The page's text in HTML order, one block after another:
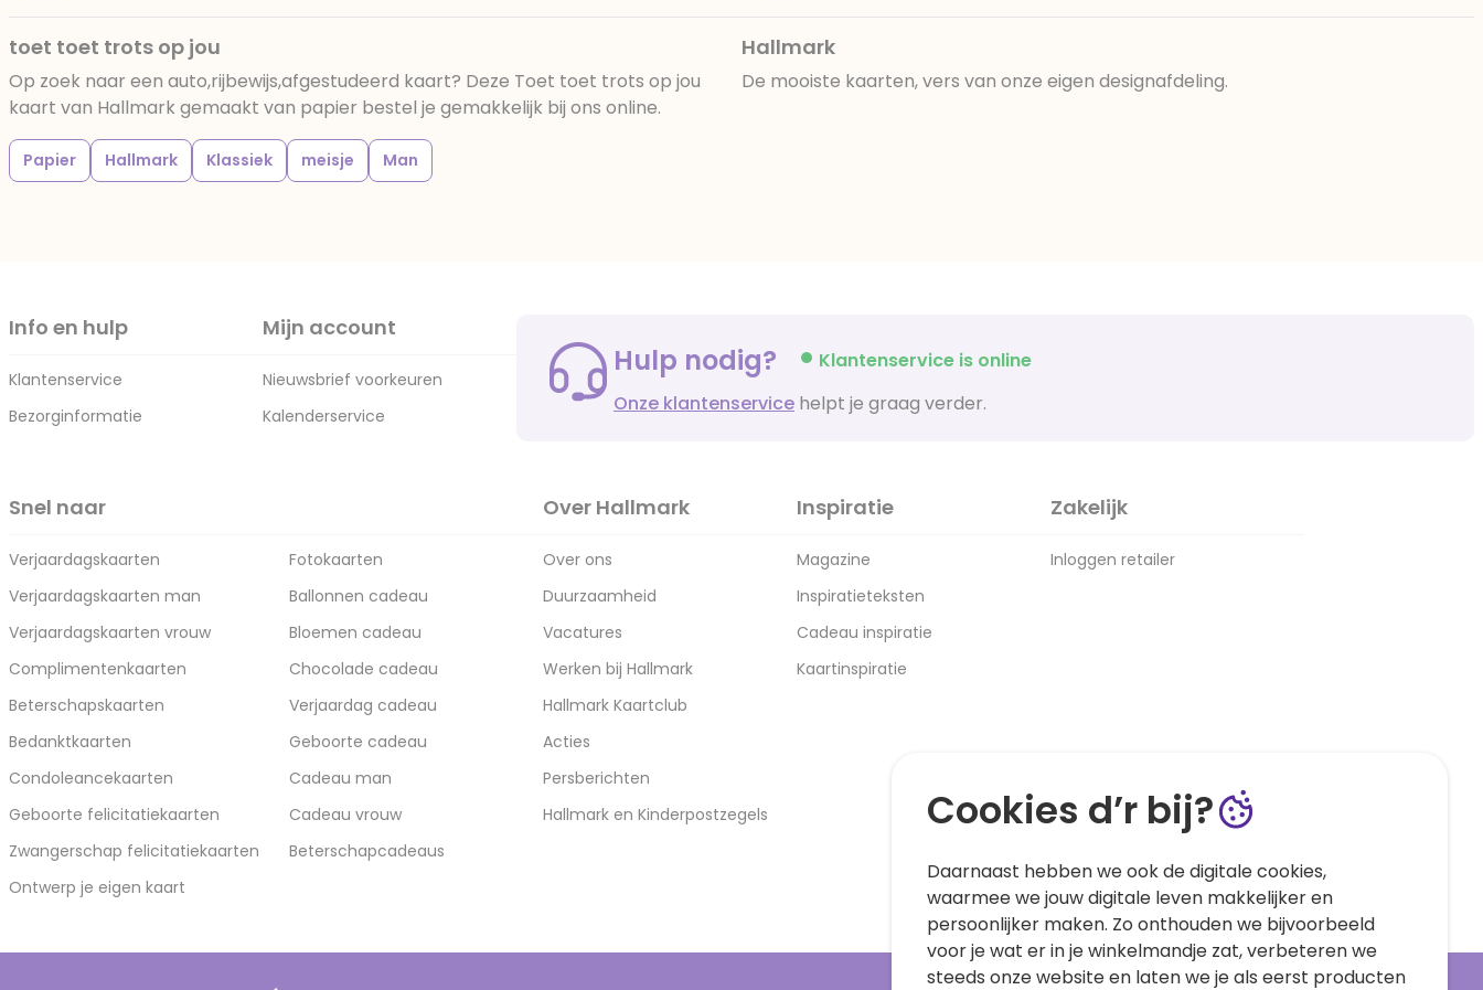
toet toet trots op jou
Op zoek naar een auto,rijbewijs,afgestudeerd kaart? Deze Toet toet trots op jou
kaart van Hallmark gemaakt van papier bestel je gemakkelijk bij ons online.
Papier Hallmark Klassiek meisje Man
Hallmark
De mooiste kaarten, vers van onze eigen designafdeling.
Info en hulp
Klantenservice
Bezorginformatie
Mijn account
Nieuwsbrief voorkeuren
Kalenderservice
Hulp nodig?
Klantenservice is online
Onze klantenservice helpt je graag verder.
Snel naar
Verjaardagskaarten
Verjaardagskaarten man
Verjaardagskaarten vrouw
Complimentenkaarten
Beterschapskaarten
Bedanktkaarten
Condoleancekaarten
Geboorte felicitatiekaarten
Zwangerschap felicitatiekaarten
Ontwerp je eigen kaart
Fotokaarten
Ballonnen cadeau
Bloemen cadeau
Chocolade cadeau
Verjaardag cadeau
Geboorte cadeau
Cadeau man
Cadeau vrouw
Beterschapcadeaus
Over Hallmark
Over ons
Duurzaamheid
Vacatures
Werken bij Hallmark
Hallmark Kaartclub
Acties
Persberichten
Hallmark en Kinderpostzegels
Inspiratie
Magazine
Inspiratieteksten
Cadeau inspiratie
Kaartinspiratie
Zakelijk
Inloggen retailer
Cookies d’r bij?
Daarnaast hebben we ook de digitale cookies,
waarmee we jouw digitale leven makkelijker en
persoonlijker maken. Zo onthouden we bijvoorbeeld
voor je wat er in je winkelmandje zat, verbeteren we
steeds onze website en laten we je als eerst producten